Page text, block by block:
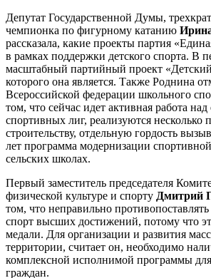
Депутат Государственной Думы,
чемпионка по фигурному катанию
рассказала, какие проекты партия
в рамках поддержки детского спорта. В
масштабный партийный проект
которого она является. Также Роднина
Всероссийской федерации школьного
том, что сейчас идет активная работа
спортивных лиг, реализуются несколько
строительству, отдельную гордость
лет программа модернизации
сельских школах.
Первый заместитель председателя
физической культуре и спорту Дмитрий
том, что неправильно
спорт высших достижений, потому что
медали. Для организации и развития
территории, считает он, необходимо
комплексной исполнимой программы для
граждан.